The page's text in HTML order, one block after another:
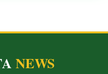
NEWS